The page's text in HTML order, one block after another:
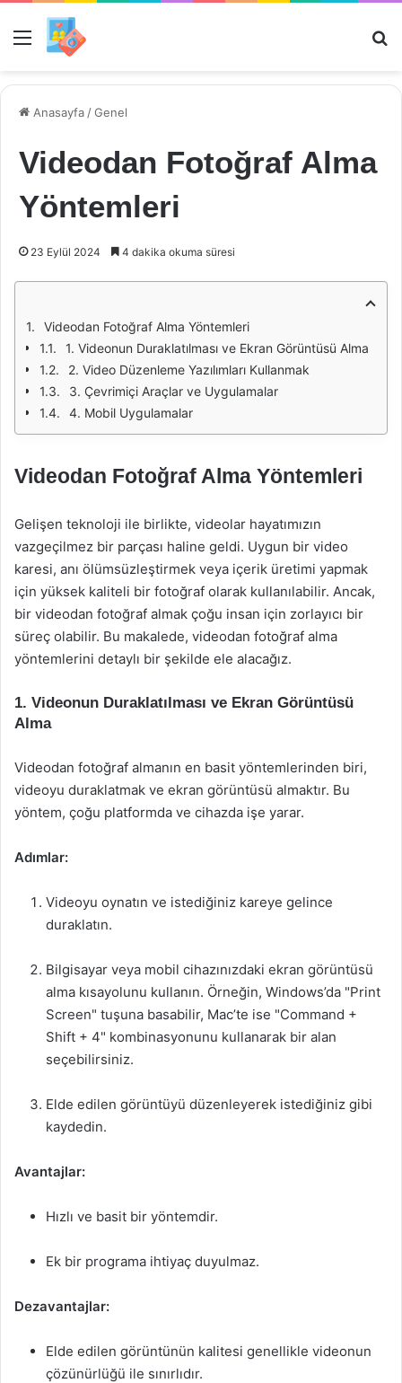
Menü
Anasayfa /Genel
Videodan Fotoğraf Alma
Yöntemleri
23 Eylül 2024 4 dakika okuma süresi
Videodan Fotoğraf Alma Yöntemleri
1. Videonun Duraklatılması ve Ekran Görüntüsü Alma
2. Video Düzenleme Yazılımları Kullanmak
3. Çevrimiçi Araçlar ve Uygulamalar
4. Mobil Uygulamalar
Videodan Fotoğraf Alma Yöntemleri
Gelişen teknoloji ile birlikte, videolar hayatımızın
vazgeçilmez bir parçası haline geldi. Uygun bir video
karesi, anı ölümsüzleştirmek veya içerik üretimi yapmak
için yüksek kaliteli bir fotoğraf olarak kullanılabilir. Ancak,
bir videodan fotoğraf almak çoğu insan için zorlayıcı bir
süreç olabilir. Bu makalede, videodan fotoğraf alma
yöntemlerini detaylı bir şekilde ele alacağız.
1. Videonun Duraklatılması ve Ekran Görüntüsü
Alma
Videodan fotoğraf almanın en basit yöntemlerinden biri,
videoyu duraklatmak ve ekran görüntüsü almaktır. Bu
yöntem, çoğu platformda ve cihazda işe yarar.
Adımlar:
Videoyu oynatın ve istediğiniz kareye gelince
duraklatın.
Bilgisayar veya mobil cihazınızdaki ekran görüntüsü
alma kısayolunu kullanın. Örneğin, Windows’da "Print
Screen" tuşuna basabilir, Mac’te ise "Command +
Shift + 4" kombinasyonunu kullanarak bir alan
seçebilirsiniz.
Elde edilen görüntüyü düzenleyerek istediğiniz gibi
kaydedin.
Avantajlar:
Hızlı ve basit bir yöntemdir.
Ek bir programa ihtiyaç duyulmaz.
Dezavantajlar:
Elde edilen görüntünün kalitesi genellikle videonun
çözünürlüğü ile sınırlıdır.